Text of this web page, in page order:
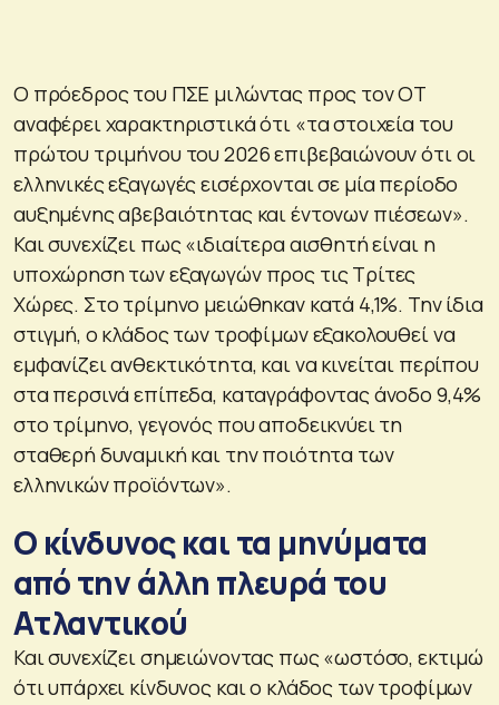
Ο πρόεδρος του ΠΣΕ μιλώντας προς τον ΟΤ
αναφέρει χαρακτηριστικά ότι «τα στοιχεία του
πρώτου τριμήνου του 2026 επιβεβαιώνουν ότι οι
ελληνικές εξαγωγές εισέρχονται σε μία περίοδο
αυξημένης αβεβαιότητας και έντονων πιέσεων».
Και συνεχίζει πως «ιδιαίτερα αισθητή είναι η
υποχώρηση των εξαγωγών προς τις Τρίτες
Χώρες. Στο τρίμηνο μειώθηκαν κατά 4,1%. Την ίδια
στιγμή, ο κλάδος των τροφίμων εξακολουθεί να
εμφανίζει ανθεκτικότητα, και να κινείται περίπου
στα περσινά επίπεδα, καταγράφοντας άνοδο 9,4%
στο τρίμηνο, γεγονός που αποδεικνύει τη
σταθερή δυναμική και την ποιότητα των
ελληνικών προϊόντων».
Ο κίνδυνος και τα μηνύματα
από την άλλη πλευρά του
Ατλαντικού
Και συνεχίζει σημειώνοντας πως «ωστόσο, εκτιμώ
ότι υπάρχει κίνδυνος και ο κλάδος των τροφίμων